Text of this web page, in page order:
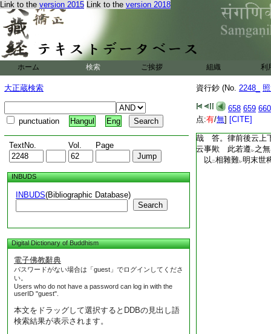
Link to the version 2015 Link to the version 2018
ホーム 検索 ご挨拶 組織 利
大正蔵検索
punctuation Hangul Eng
TextNo. Vol. Page
INBUDS
INBUDS(Bibliographic Database)
Search
Digital Dictionary of Buddhism
電子佛教辭典
パスワードがない場合は「guest」でログインしてくださ
い。
Users who do not have a password can log in with the
userID "guest".
本文をドラッグして選択するとDDBの見出し語
検索結果が表示されます。
資行鈔 (No. 2248_
658 659 660
点:有/無] [CITE]
無開法也
爲言
是以
者開。在瓶沙王前
何事也。故開。王
被於人民也。後必
佛之戒律等也言
百姓事也 自餘通諸
記。上下威儀亦自具
哉 答。律前後云上
云事歟 此若遵 レ之無
以 二相雜難レ明末世